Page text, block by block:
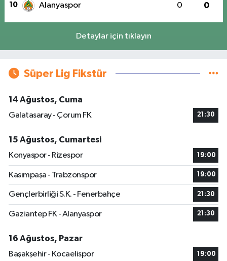
10 Alanyaspor 0 0
Detaylar için tıklayın
Süper Lig Fikstür
14 Ağustos, Cuma
Galatasaray - Çorum FK
21:30
15 Ağustos, Cumartesi
Konyaspor - Rizespor
19:00
Kasımpaşa - Trabzonspor 19:00
Gençlerbirliği S.K. - Fenerbahçe 21:30
Gaziantep FK - Alanyaspor 21:30
16 Ağustos, Pazar
Başakşehir - Kocaelispor
19:00